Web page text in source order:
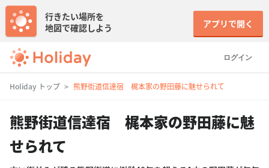
ログイン
行きたい場所を
地図で確認しよう
アプリで開く
Holiday トップ 熊野街道信達宿 梶本家の野田藤に魅せられて
熊野街道信達宿 梶本家の野田藤に魅
せられて